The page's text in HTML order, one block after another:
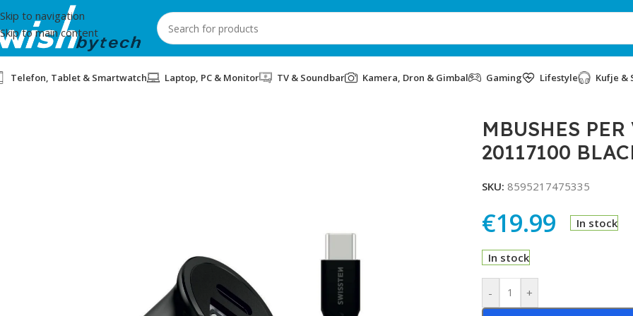
Skip to navigation
Skip to main content
Telefon, Tablet & Smartwatch Laptop, PC & Monitor TV & Soundbar Kamera, Dron & Gimbal Gaming Lifestyle Kufje &
MBUSHES
20117100
SKU: 8595217475335
€19.99 In stock
In stock
- +
Alternative: